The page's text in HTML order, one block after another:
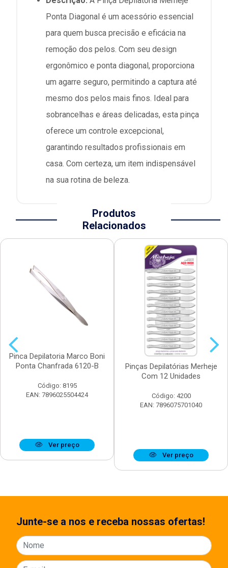
Ponta Diagonal é um acessório essencial
para quem busca precisão e eficácia na
remoção dos pelos. Com seu design
ergonômico e ponta diagonal, proporciona
um agarre seguro, permitindo a captura até
mesmo dos pelos mais finos. Ideal para
sobrancelhas e áreas delicadas, esta pinça
oferece um controle excepcional,
garantindo resultados profissionais em
casa. Com certeza, um item indispensável
na sua rotina de beleza.
Produtos
Relacionados
Pinca Depilatoria Marco Boni
Ponta Chanfrada 6120-B
Código: 8195
EAN: 7896025504424
Ver preço
Pinças Depilatórias Merheje
Com 12 Unidades
Código: 4200
EAN: 7896075701040
Ver preço
Junte-se a nos e receba nossas ofertas!